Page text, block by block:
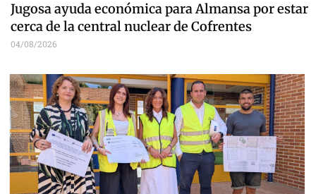
Jugosa ayuda económica para Almansa por estar
cerca de la central nuclear de Cofrentes
04/08/2026